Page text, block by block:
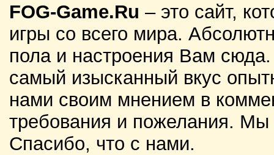
FOG-Game.Ru – это сайт,
игры со всего мира.
пола и настроения Вам
самый изысканный вкус
нами своим мнением в
требования и пожелания.
Спасибо, что с нами.